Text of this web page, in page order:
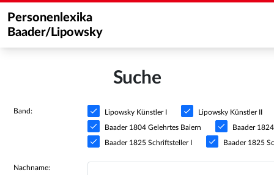
Personenlexika
Baader/Lipowsky
Suche
Band: Lipowsky Künstler I Lipowsky Künstler II
Baader 1804 Gelehrtes Baiern Baader
Baader 1825 Schriftsteller I Baader 1825
Nachname: